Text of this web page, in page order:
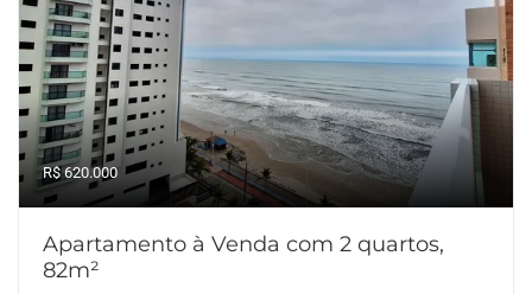
R$ 620.000
Apartamento à Venda com 2 quartos,
82m²